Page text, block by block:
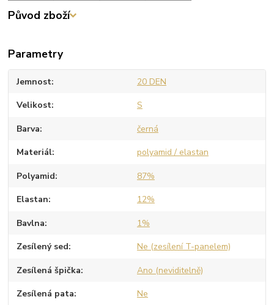
Původ zboží
Parametry
Jemnost 20 DEN
Velikost S
Barva černá
Materiál polyamid / elastan
Polyamid 87%
Elastan 12%
Bavlna 1%
Zesílený sed Ne (zesílení T-panelem)
Zesílená špička Ano (neviditelně)
Zesílená pata Ne